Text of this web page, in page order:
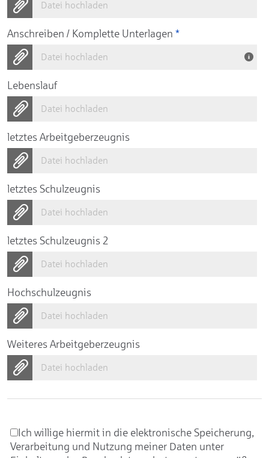
Datei hochladen
Anschreiben / Komplette Unterlagen *
Datei hochladen
Lebenslauf
Datei hochladen
letztes Arbeitgeberzeugnis
Datei hochladen
letztes Schulzeugnis
Datei hochladen
letztes Schulzeugnis 2
Datei hochladen
Hochschulzeugnis
Datei hochladen
Weiteres Arbeitgeberzeugnis
Datei hochladen
Ich willige hiermit in die elektronische Speicherung,
Verarbeitung und Nutzung meiner Daten unter